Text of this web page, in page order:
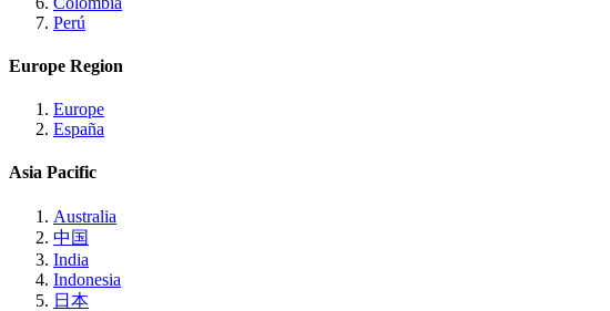
Perú
Europe Region
Europe
España
Asia Pacific
Australia
中国
India
Indonesia
日本